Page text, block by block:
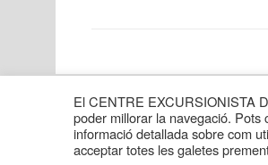
El CENTRE EXCURSIONISTA
poder millorar la navegació. Pots
informació detallada sobre com
acceptar totes les galetes